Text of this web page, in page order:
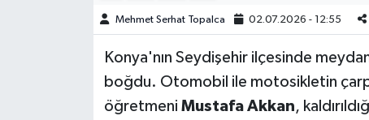
Mehmet Serhat Topalca 02.07.2026 - 12:55
Konya'nın Seydişehir ilçesinde
boğdu. Otomobil ile motosikletin
öğretmeni Mustafa Akkan,
SürManşet
Teknoloji